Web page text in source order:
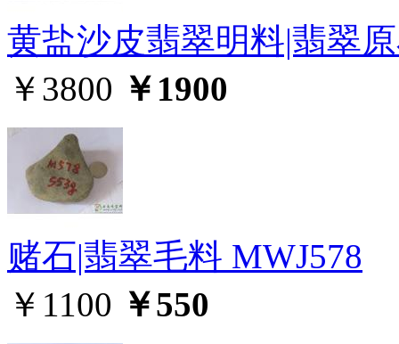
黄盐沙皮翡翠明料|翡翠
￥3800 ￥1900
赌石|翡翠毛料 MWJ578
￥1100 ￥550